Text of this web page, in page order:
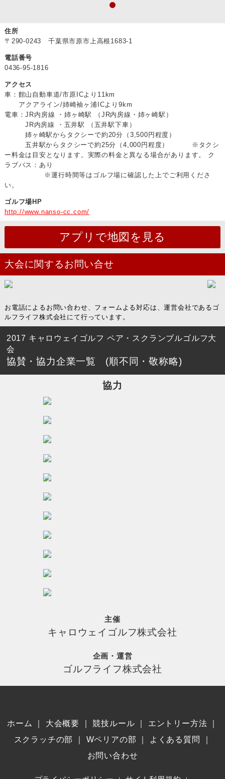
住所
〒290-0243 千葉県市原市上高根1683-1
電話番号
0436-95-1816
アクセス
車：館山自動車道/市原ICより11km
アクアライン/姉崎袖ヶ浦ICより9km
電車：JR内房線 ・姉ヶ崎駅 （JR内房線・姉ヶ崎駅）
JR内房線 ・五井駅 （五井駅下車）
姉ヶ崎駅からタクシーで約20分（3,500円程度）
五井駅からタクシーで約25分（4,000円程度）
※タクシ
ー料金は目安となります。実際の料金と異なる場合があります。
ク
ラブバス：あり
※運行時間等はゴルフ場に確認した上でご利用くださ
い。
ゴルフ場HP
http://www.nanso-cc.com/
アプリで地図を見る
大会に関するお問い合せ
お電話によるお問い合わせ、フォームよる対応は、運営会社であるゴ
ルフライフ株式会社にて行っています。
2017 キャロウェイゴルフ ペア・スクランブルゴルフ大
会
協賛・協力企業一覧 (順不同・敬称略)
協力
主催
キャロウェイゴルフ株式会社
企画・運営
ゴルフライフ株式会社
ホーム 大会概要 ｜競技ルール エントリー方法
スクラッチの部
Wペリアの部 よくある質問
お問い合わせ